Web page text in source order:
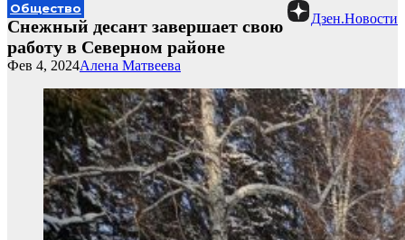
Дзен.Новости
Общество
Снежный десант завершает свою
работу в Северном районе
Алена Матвеева
Фев 4, 2024